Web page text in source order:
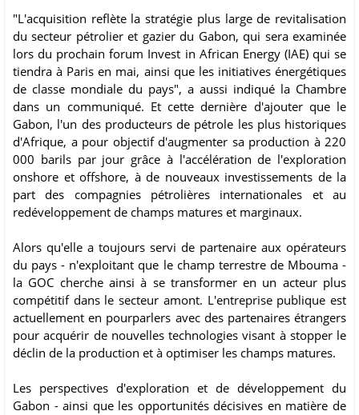
"L'acquisition reflète la stratégie plus large de revitalisation
du secteur pétrolier et gazier du Gabon, qui sera examinée
lors du prochain forum Invest in African Energy (IAE) qui se
tiendra à Paris en mai, ainsi que les initiatives énergétiques
de classe mondiale du pays", a aussi indiqué la Chambre
dans un communiqué. Et cette dernière d'ajouter que le
Gabon, l'un des producteurs de pétrole les plus historiques
d'Afrique, a pour objectif d'augmenter sa production à 220
000 barils par jour grâce à l'accélération de l'exploration
onshore et offshore, à de nouveaux investissements de la
part des compagnies pétrolières internationales et au
redéveloppement de champs matures et marginaux.
Alors qu'elle a toujours servi de partenaire aux opérateurs
du pays - n'exploitant que le champ terrestre de Mbouma -
la GOC cherche ainsi à se transformer en un acteur plus
compétitif dans le secteur amont. L'entreprise publique est
actuellement en pourparlers avec des partenaires étrangers
pour acquérir de nouvelles technologies visant à stopper le
déclin de la production et à optimiser les champs matures.
Les perspectives d'exploration et de développement du
Gabon - ainsi que les opportunités décisives en matière de